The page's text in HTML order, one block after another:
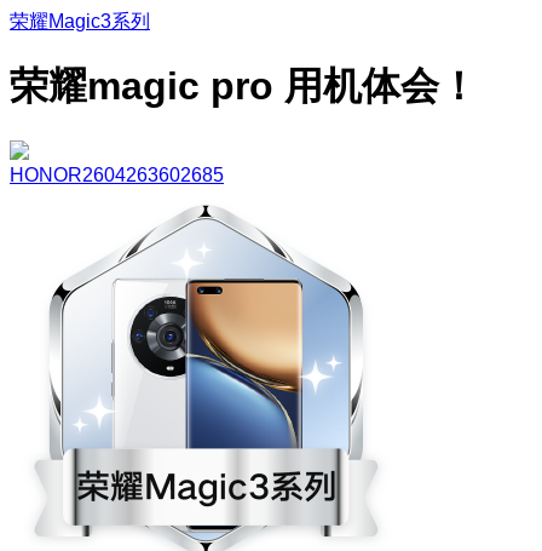
荣耀Magic3系列
荣耀magic pro 用机体会！
HONOR2604263602685